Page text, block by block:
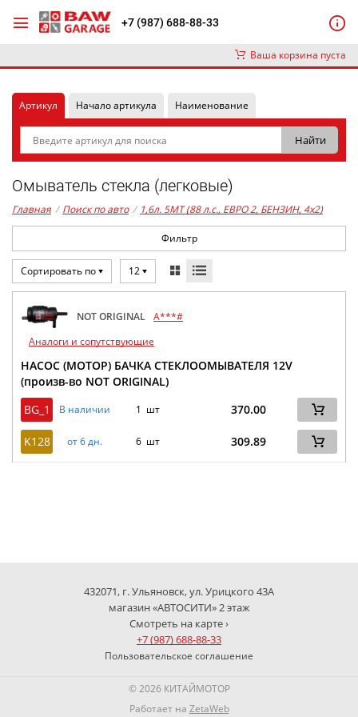
+7 (987) 688-88-33
Ваша корзина пуста
Артикул Начало артикула Наименование
Омыватель стекла (легковые)
Главная / Поиск по авто / 1,6л. 5MT (88 л.с., ЕВРО 2, БЕНЗИН, 4x2)
Фильтр
Сортировать по 12
NOT ORIGINAL A***#
Аналоги и сопутствующие
НАСОС (МОТОР) БАЧКА СТЕКЛООМЫВАТЕЛЯ 12V
(произв-во NOT ORIGINAL)
BG_1
В наличии 1 шт 370.00
K128 от 6 дн. 6 шт 309.89
432071, г. Ульяновск, ул. Урицкого 43А
магазин «АВТОСИТИ» 2 этаж
Смотреть на карте ›
+7 (987) 688-88-33
Пользовательское соглашение
© 2026 КИТАЙМОТОР
Работает на ZetaWeb